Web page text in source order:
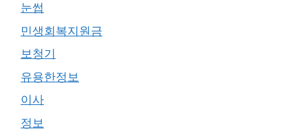
눈썹
민생회복지원금
보청기
유용한정보
이사
정보